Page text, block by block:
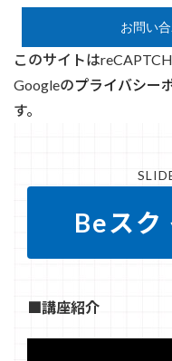
このサイトは
Googleのプライバシー
す。
Beスク
■講座紹介